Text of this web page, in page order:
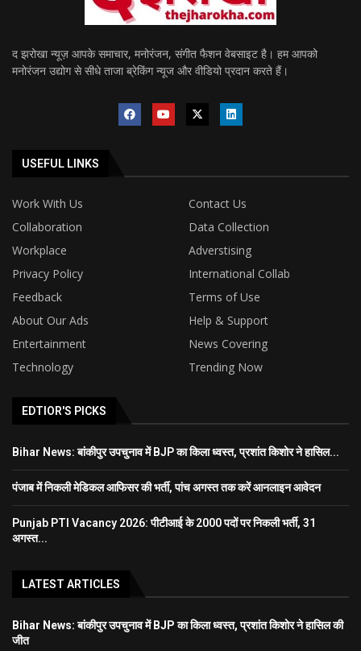
द झरोखा न्यूज़ आपके समाचार, मनोरंजन, संगीत फैशन वेबसाइट है। हम आपको
मनोरंजन उद्योग से सीधे ताजा ब्रेकिंग न्यूज और वीडियो प्रदान करते हैं।
USEFUL LINKS
Work With Us
Contact Us
Collaboration
Data Collection
Workplace
Adverstising
Privacy Policy
International Collab
Feedback
Terms of Use
About Our Ads
Help & Support
Entertainment
News Covering
Technology
Trending Now
EDTIOR'S PICKS
Bihar News: बांकीपुर उपचुनाव में BJP का किला ध्वस्त, प्रशांत किशोर ने हासिल...
पंजाब में निकली मेडिकल आफिसर की भर्ती, पांच अगस्त तक करें आनलाइन आवेदन
Punjab PTI Vacancy 2026: पीटीआई के 2000 पदों पर निकली भर्ती, 31
अगस्त...
LATEST ARTICLES
Bihar News: बांकीपुर उपचुनाव में BJP का किला ध्वस्त, प्रशांत किशोर ने हासिल की
जीत